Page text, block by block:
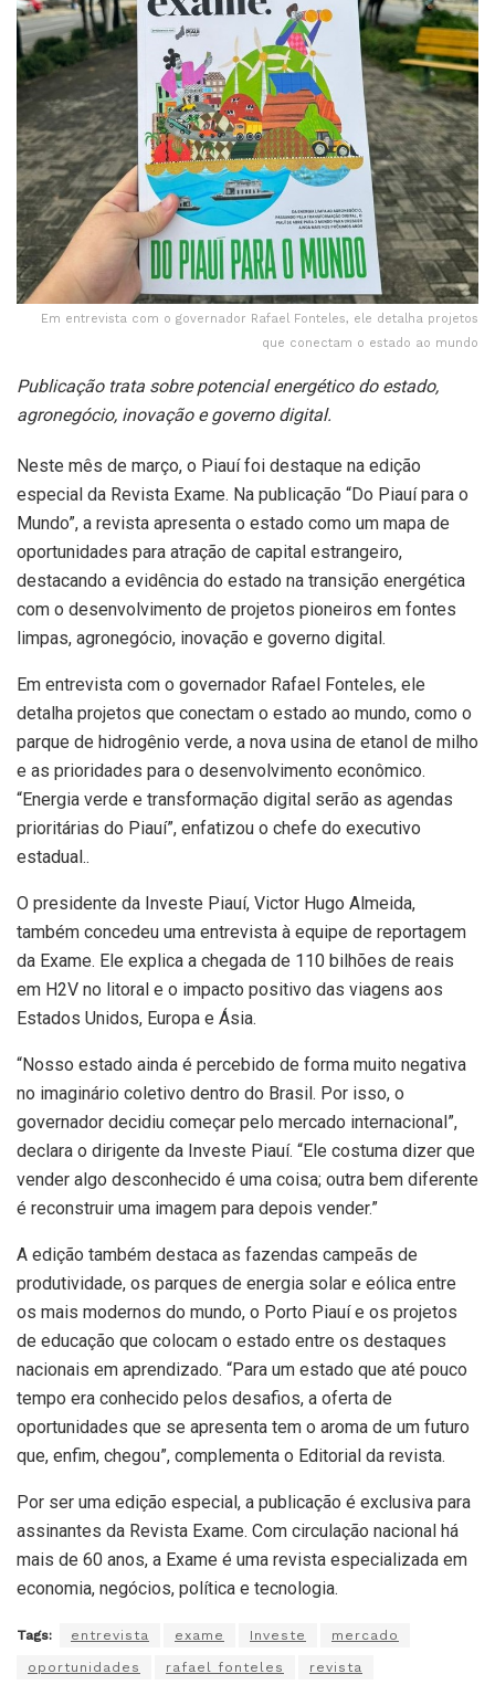
Em entrevista com o governador Rafael Fonteles, ele detalha projetos
que conectam o estado ao mundo
Publicação trata sobre potencial energético do estado,
agronegócio, inovação e governo digital.
Neste mês de março, o Piauí foi destaque na edição
especial da Revista Exame. Na publicação “Do Piauí para o
Mundo”, a revista apresenta o estado como um mapa de
oportunidades para atração de capital estrangeiro,
destacando a evidência do estado na transição energética
com o desenvolvimento de projetos pioneiros em fontes
limpas, agronegócio, inovação e governo digital.
Em entrevista com o governador Rafael Fonteles, ele
detalha projetos que conectam o estado ao mundo, como o
parque de hidrogênio verde, a nova usina de etanol de milho
e as prioridades para o desenvolvimento econômico.
“Energia verde e transformação digital serão as agendas
prioritárias do Piauí”, enfatizou o chefe do executivo
estadual..
O presidente da Investe Piauí, Victor Hugo Almeida,
também concedeu uma entrevista à equipe de reportagem
da Exame. Ele explica a chegada de 110 bilhões de reais
em H2V no litoral e o impacto positivo das viagens aos
Estados Unidos, Europa e Ásia.
“Nosso estado ainda é percebido de forma muito negativa
no imaginário coletivo dentro do Brasil. Por isso, o
governador decidiu começar pelo mercado internacional”,
declara o dirigente da Investe Piauí. “Ele costuma dizer que
vender algo desconhecido é uma coisa; outra bem diferente
é reconstruir uma imagem para depois vender.”
A edição também destaca as fazendas campeãs de
produtividade, os parques de energia solar e eólica entre
os mais modernos do mundo, o Porto Piauí e os projetos
de educação que colocam o estado entre os destaques
nacionais em aprendizado. “Para um estado que até pouco
tempo era conhecido pelos desafios, a oferta de
oportunidades que se apresenta tem o aroma de um futuro
que, enfim, chegou”, complementa o Editorial da revista.
Por ser uma edição especial, a publicação é exclusiva para
assinantes da Revista Exame. Com circulação nacional há
mais de 60 anos, a Exame é uma revista especializada em
economia, negócios, política e tecnologia.
Tags: entrevista exame Investe mercado
oportunidades rafael fonteles revista